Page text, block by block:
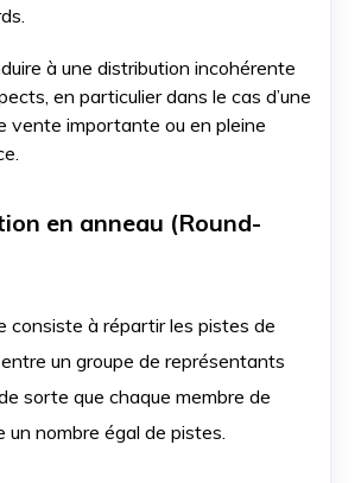
à une distribution incohérente
en particulier dans le cas d’une
vente importante ou en pleine
en anneau (Round-
consiste à répartir les pistes de
un groupe de représentants
sorte que chaque membre de
un nombre égal de pistes.